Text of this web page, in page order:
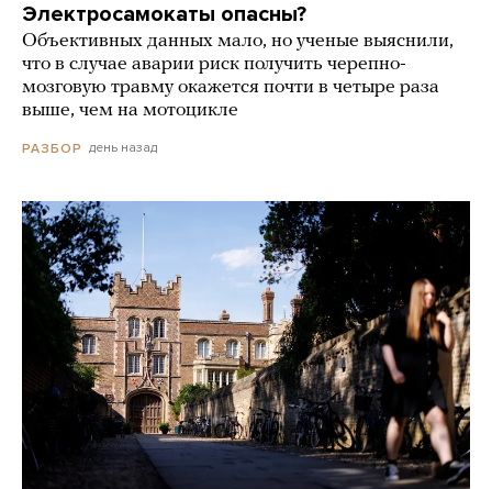
Электросамокаты опасны?
Объективных данных мало, но ученые выяснили,
что в случае аварии риск получить черепно-
мозговую травму окажется почти в четыре раза
выше, чем на мотоцикле
РАЗБОР день назад